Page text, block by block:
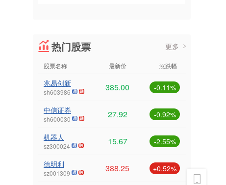
热门股票 更多
股票名称 最新价 涨跌幅
兆易创新
sh603986 385.00 -0.11%
中信证券
sh600030 27.92 -0.92%
机器人
sz300024 15.67 -2.55%
德明利
sz001309 388.25 +0.52%